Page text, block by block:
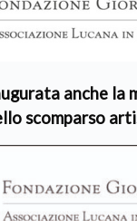
anche la
scomparso